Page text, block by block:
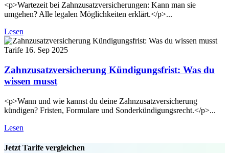
<p>Wartezeit bei Zahnzusatzversicherungen: Kann man sie
umgehen? Alle legalen Möglichkeiten erklärt.</p>...
Lesen
Tarife 16. Sep 2025
Zahnzusatzversicherung Kündigungsfrist: Was du
wissen musst
<p>Wann und wie kannst du deine Zahnzusatzversicherung
kündigen? Fristen, Formulare und Sonderkündigungsrecht.</p>...
Lesen
Jetzt Tarife vergleichen